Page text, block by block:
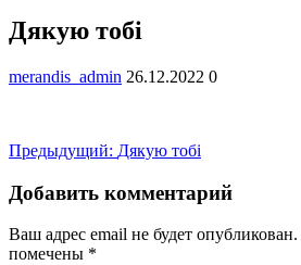
Дякую тобі
merandis_admin 26.12.2022 0
Навигация
по
записям
Предыдущий: Предыдущая
Дякую тобі
Добавить комментарий
Ваш адрес email не будет опубликован.
помечены *